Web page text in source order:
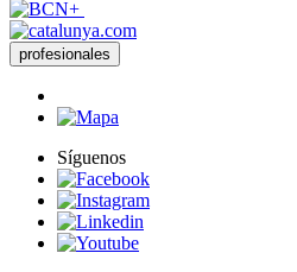
profesionales
Síguenos